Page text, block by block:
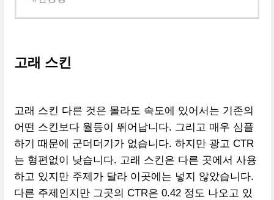
고래 스킨
고래 스킨 다른 것은 몰라도 속도에 있어서는 기존의
어떤 스킨보다 월등이 뛰어납니다. 그리고 매우 심플
하기 때문에 군더더기가 없습니다. 하지만 광고 CTR
는 형편없이 낮습니다. 고래 스킨은 다른 곳에서 사용
하고 있지만 주제가 달라 이곳에는 넣지 않았습니다.
다른 주제인지만 그곳의 CTR은 0.42 정도 나오고 있